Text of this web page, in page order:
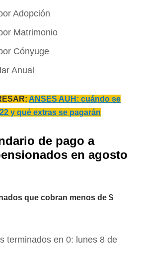
Adopción
Matrimonio
Cónyuge
Anual
ANSES AUH: cuándo se
y qué extras se pagarán
de pago a
en agosto
que cobran menos de $
terminados en 0: lunes 8 de